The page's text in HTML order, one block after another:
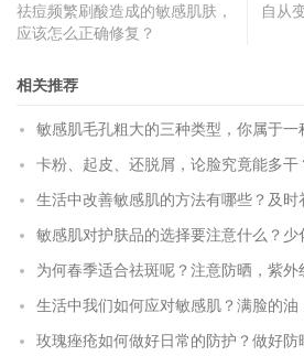
祛痘频繁刷酸造成的敏感肌肤，
应该怎么正确修复？
自从
相关推荐
敏感肌毛孔粗大的三种类型，你属于一
卡粉、起皮、还脱屑，论脸究竟能多干
生活中改善敏感肌的方法有哪些？及时
敏感肌对护肤品的选择要注意什么？少
为何春季适合祛斑呢？注意防晒，紫外
生活中我们如何应对敏感肌？满脸的油
玫瑰痤疮如何做好日常的防护？做好防